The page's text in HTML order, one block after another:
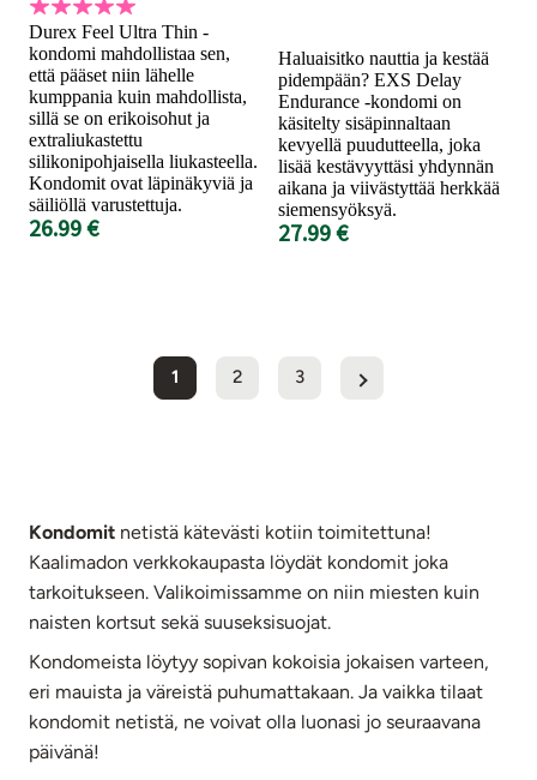
Durex Feel Ultra Thin -
kondomi mahdollistaa sen,
että pääset niin lähelle
kumppania kuin mahdollista,
sillä se on erikoisohut ja
extraliukastettu
silikonipohjaisella liukasteella.
Kondomit ovat läpinäkyviä ja
säiliöllä varustettuja.
26.99 €
Haluaisitko nauttia ja kestää
pidempään? EXS Delay
Endurance -kondomi on
käsitelty sisäpinnaltaan
kevyellä puudutteella, joka
lisää kestävyyttäsi yhdynnän
aikana ja viivästyttää herkkää
siemensyöksyä.
27.99 €
1 2 3
Kondomit netistä kätevästi kotiin toimitettuna!
Kaalimadon verkkokaupasta löydät kondomit joka
tarkoitukseen. Valikoimissamme on niin miesten kuin
naisten kortsut sekä suuseksisuojat.
Kondomeista löytyy sopivan kokoisia jokaisen varteen,
eri mauista ja väreistä puhumattakaan. Ja vaikka tilaat
kondomit netistä, ne voivat olla luonasi jo seuraavana
päivänä!